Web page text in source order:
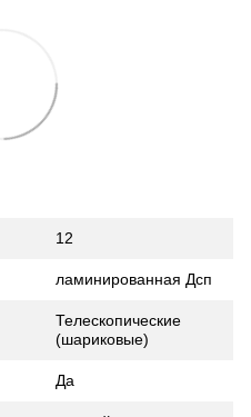
12
ламинированная Дсп
Телескопические
(шариковые)
Да